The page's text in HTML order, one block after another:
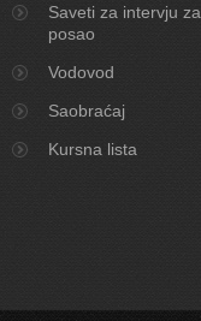
Saveti za intervju za
posao
Vodovod
Saobraćaj
Kursna lista